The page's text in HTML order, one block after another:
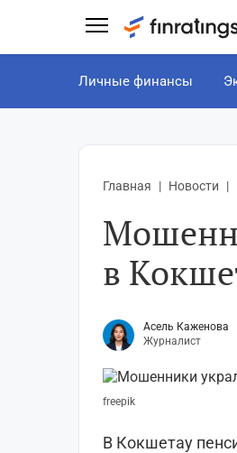
Личные финансы
Главная Новости
в
Асель Каженова
Журналист
freepik
В Кокшетау